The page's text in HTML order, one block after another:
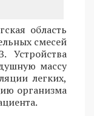
область
смесей
Устройства
массу
легких,
организма